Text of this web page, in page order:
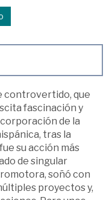
controvertido, que
fascinación y
de la
tras la
su acción más
de singular
soñó con
proyectos y,